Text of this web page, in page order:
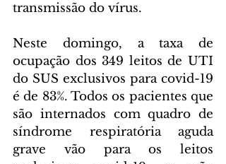
transmissão do vírus.
Neste domingo, a taxa de
ocupação dos 349 leitos de UTI
do SUS exclusivos para covid-19
é de 83%. Todos os pacientes que
são internados com quadro de
síndrome respiratória aguda
grave vão para os leitos